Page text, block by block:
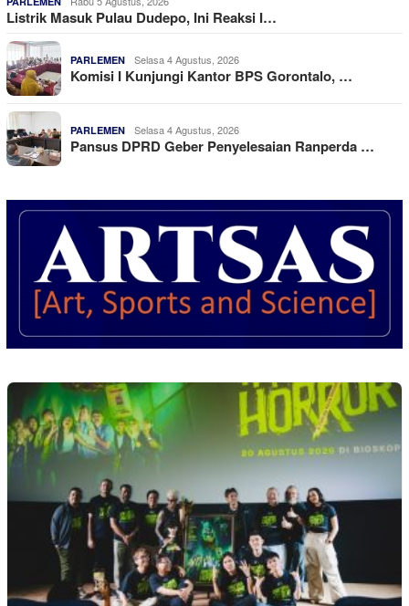
Listrik Masuk Pulau Dudepo, Ini Reaksi I…
PARLEMEN Selasa 4 Agustus, 2026
Komisi I Kunjungi Kantor BPS Gorontalo, …
PARLEMEN Selasa 4 Agustus, 2026
Pansus DPRD Geber Penyelesaian Ranperda …